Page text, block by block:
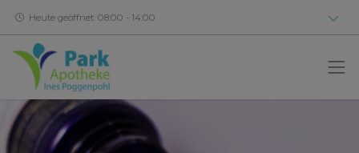
Heute geöffnet: 08:00 - 14:00